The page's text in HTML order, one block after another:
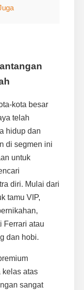
kota besar
telah
hidup dan
di segmen ini
untuk
diri. Mulai dari
tamu VIP,
Ferrari atau
dan hobi.
kelas atas
sangat